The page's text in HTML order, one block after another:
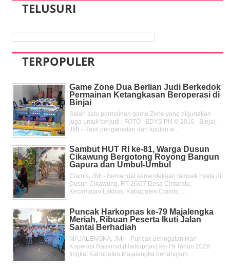
TELUSURI
TERPOPULER
Game Zone Dua Berlian Judi Berkedok
Permainan Ketangkasan Beroperasi di
Binjai
Salah satu permainan game Zone yang digunakan
juga untuk berjudi | FOTO : EDYS PN © 2016 Binjai,
JMI - Hasil pengamatan dan liputan w...
Sambut HUT RI ke-81, Warga Dusun
Cikawung Bergotong Royong Bangun
Gapura dan Umbul-Umbul
Ciamis, JMI - Semangat kemerdekaan tampak nyata di
Dusun Cikawung, RT 26/07 Desa Cintaratu,
Kecamatan Lakbok, Kabupaten Ciamis, ...
Puncak Harkopnas ke-79 Majalengka
Meriah, Ribuan Peserta Ikuti Jalan
Santai Berhadiah
MAJALENGKA, JMI – Puncak peringatan Hari
Koperasi Nasional (Harkopnas) ke-79 Tahun 2026
tingkat Kabupaten Majalengka berlangsun...